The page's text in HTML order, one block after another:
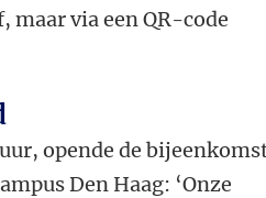
maar via een QR-code
opende de
Den Haag: ‘Onze